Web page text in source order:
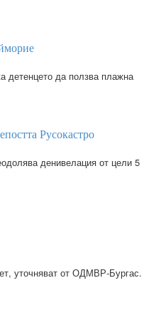
детенцето да ползва плажна
Русокастро
денивелация от цели 5
уточняват от ОДМВР-Бургас.